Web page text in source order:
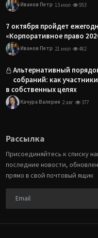
Иванов Петр 13 июл 953
7 октября пройдет
«Корпоративное право
Иванов Петр 21 июл 482
Альтернативный
собраний: как
в собственных целях
Качура Валерия 2 авг 377
Рассылка
Присоединяйтесь к списку
последние новости,
прямо в свой почтовый ящик